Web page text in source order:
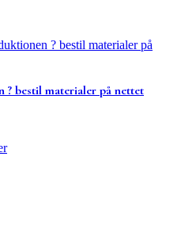
? bestil materialer på nettet